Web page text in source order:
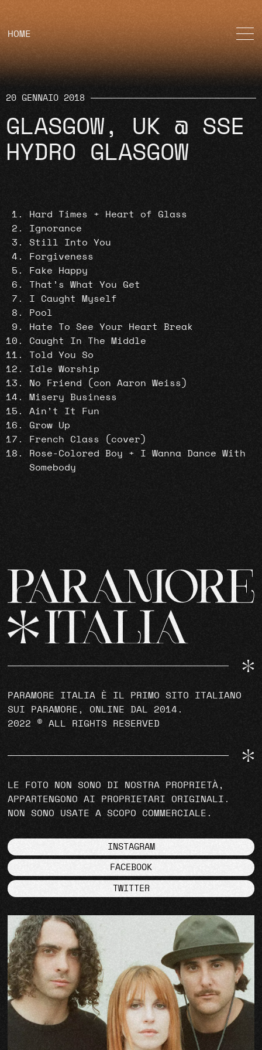
HOME
Hard Times + Heart of Glass
Ignorance
Still Into You
Forgiveness
Fake Happy
That’s What You Get
I Caught Myself
Pool
Hate To See Your Heart Break
Caught In The Middle
Told You So
Idle Worship
No Friend (con Aaron Weiss)
Misery Business
Ain’t It Fun
Grow Up
French Class (cover)
Rose-Colored Boy + I Wanna Dance With
Somebody
20 GENNAIO 2018
GLASGOW, UK @ SSE
HYDRO GLASGOW
PARAMORE ITALIA È IL PRIMO SITO ITALIANO
SUI PARAMORE, ONLINE DAL 2014.
2022 © ALL RIGHTS RESERVED
LE FOTO NON SONO DI NOSTRA PROPRIETÀ,
APPARTENGONO AI PROPRIETARI ORIGINALI.
NON SONO USATE A SCOPO COMMERCIALE.
INSTAGRAM
FACEBOOK
TWITTER